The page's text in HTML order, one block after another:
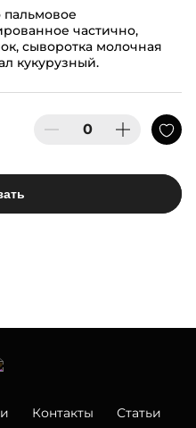
пальмовое
частично,
сыворотка молочная
кукурузный.
Контакты Статьи